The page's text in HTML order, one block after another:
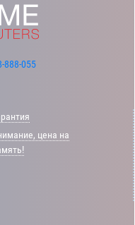
888-055
цена на